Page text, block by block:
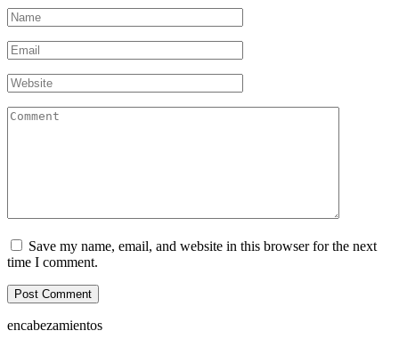
Name
*
Email
*
Website
Comment
Save my name, email, and website in this browser for the next
time I comment.
encabezamientos